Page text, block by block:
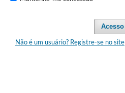
Acesso
Não é um usuário? Registre-se no site